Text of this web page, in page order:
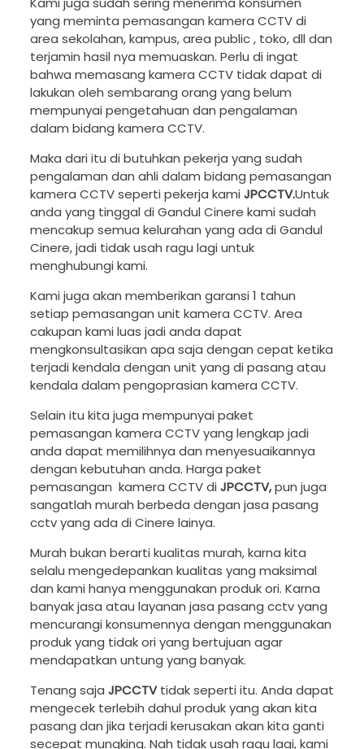
yang meminta pemasangan kamera CCTV di
area sekolahan, kampus, area public , toko, dll dan
terjamin hasil nya memuaskan. Perlu di ingat
bahwa memasang kamera CCTV tidak dapat di
lakukan oleh sembarang orang yang belum
mempunyai pengetahuan dan pengalaman
dalam bidang kamera CCTV.
Maka dari itu di butuhkan pekerja yang sudah
pengalaman dan ahli dalam bidang pemasangan
kamera CCTV seperti pekerja kami JPCCTV.Untuk
anda yang tinggal di Gandul Cinere kami sudah
mencakup semua kelurahan yang ada di Gandul
Cinere, jadi tidak usah ragu lagi untuk
menghubungi kami.
Kami juga akan memberikan garansi 1 tahun
setiap pemasangan unit kamera CCTV. Area
cakupan kami luas jadi anda dapat
mengkonsultasikan apa saja dengan cepat ketika
terjadi kendala dengan unit yang di pasang atau
kendala dalam pengoprasian kamera CCTV.
Selain itu kita juga mempunyai paket
pemasangan kamera CCTV yang lengkap jadi
anda dapat memilihnya dan menyesuaikannya
dengan kebutuhan anda. Harga paket
pemasangan kamera CCTV di JPCCTV,pun juga
sangatlah murah berbeda dengan jasa pasang
cctv yang ada di Cinere lainya.
Murah bukan berarti kualitas murah, karna kita
selalu mengedepankan kualitas yang maksimal
dan kami hanya menggunakan produk ori. Karna
banyak jasa atau layanan jasa pasang cctv yang
mencurangi konsumennya dengan menggunakan
produk yang tidak ori yang bertujuan agar
mendapatkan untung yang banyak.
Tenang saja JPCCTVtidak seperti itu. Anda dapat
mengecek terlebih dahul produk yang akan kita
pasang dan jika terjadi kerusakan akan kita ganti
secepat mungking. Nah tidak usah ragu lagi, kami